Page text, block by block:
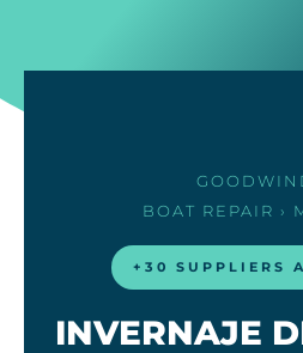
BOAT REPAIR ›
+30 SUPPLIERS
INVERNAJE